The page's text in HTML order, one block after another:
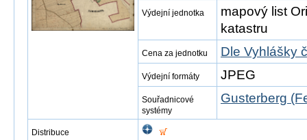
Výdejní jednotka
mapový list
katastru
Cena za jednotku Dle Vyhlášky
Výdejní formáty JPEG
Souřadnicové
systémy
Gusterberg
Distribuce